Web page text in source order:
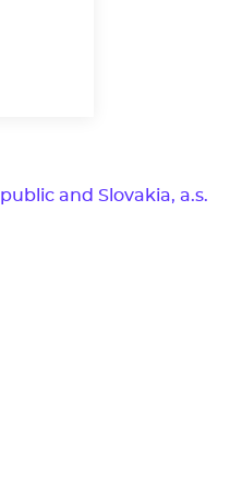
and Slovakia, a.s.